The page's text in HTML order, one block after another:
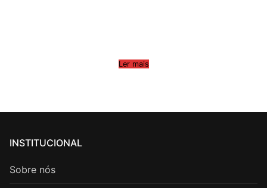
Ler mais
INSTITUCIONAL
Sobre nós